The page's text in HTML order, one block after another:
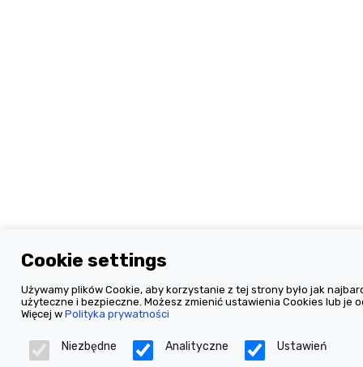
Cookie settings
Używamy plików Cookie, aby korzystanie z tej strony było jak
użyteczne i bezpieczne. Możesz zmienić ustawienia Cookies lub je
Więcej w Polityka prywatności
Niezbędne Analityczne Ustawień